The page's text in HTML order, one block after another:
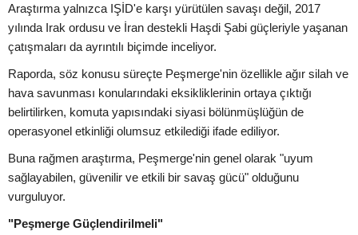
Araştırma yalnızca IŞİD'e karşı yürütülen savaşı değil, 2017
yılında Irak ordusu ve İran destekli Haşdi Şabi güçleriyle yaşanan
çatışmaları da ayrıntılı biçimde inceliyor.
Raporda, söz konusu süreçte Peşmerge'nin özellikle ağır silah ve
hava savunması konularındaki eksikliklerinin ortaya çıktığı
belirtilirken, komuta yapısındaki siyasi bölünmüşlüğün de
operasyonel etkinliği olumsuz etkilediği ifade ediliyor.
Buna rağmen araştırma, Peşmerge'nin genel olarak "uyum
sağlayabilen, güvenilir ve etkili bir savaş gücü" olduğunu
vurguluyor.
"Peşmerge Güçlendirilmeli"